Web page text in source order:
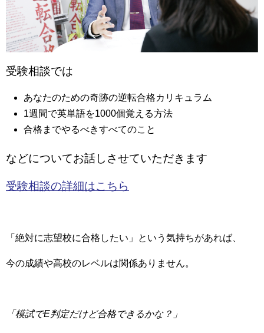
受験相談では
あなたのための奇跡の逆転合格カリキュラム
1週間で英単語を1000個覚える方法
合格までやるべきすべてのこと
などについてお話しさせていただきます
受験相談の詳細はこちら
「絶対に志望校に合格したい」という気持ちがあれば、
今の成績や高校のレベルは関係ありません。
「模試でE判定だけど合格できるかな？」